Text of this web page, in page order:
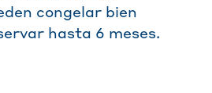
congelar bien
hasta 6 meses.